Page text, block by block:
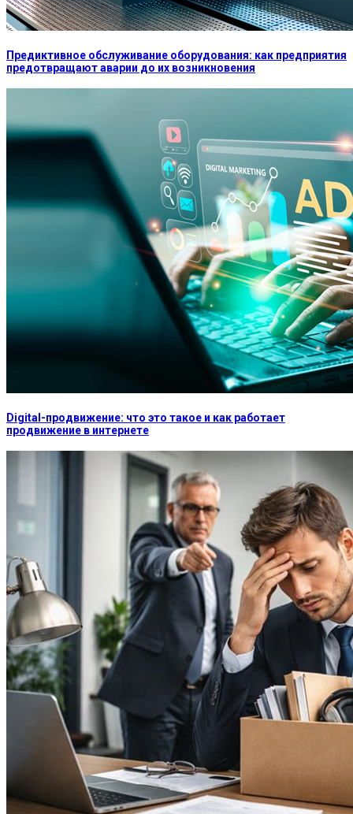
Предиктивное обслуживание оборудования: как предприятия
предотвращают аварии до их возникновения
Digital-продвижение: что это такое и как работает
продвижение в интернете